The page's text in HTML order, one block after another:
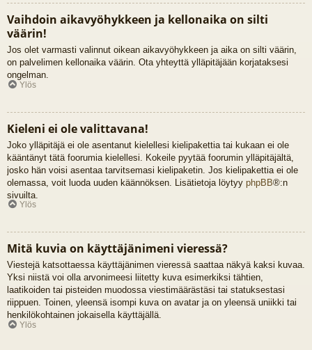
Vaihdoin aikavyöhykkeen ja kellonaika on silti
väärin!
Jos olet varmasti valinnut oikean aikavyöhykkeen ja aika on silti väärin,
on palvelimen kellonaika väärin. Ota yhteyttä ylläpitäjään korjataksesi
ongelman.
Ylös
Kieleni ei ole valittavana!
Joko ylläpitäjä ei ole asentanut kielellesi kielipakettia tai kukaan ei ole
kääntänyt tätä foorumia kielellesi. Kokeile pyytää foorumin ylläpitäjältä,
josko hän voisi asentaa tarvitsemasi kielipaketin. Jos kielipakettia ei ole
olemassa, voit luoda uuden käännöksen. Lisätietoja löytyy phpBB®:n
sivuilta.
Ylös
Mitä kuvia on käyttäjänimeni vieressä?
Viestejä katsottaessa käyttäjänimen vieressä saattaa näkyä kaksi kuvaa.
Yksi niistä voi olla arvonimeesi liitetty kuva esimerkiksi tähtien,
laatikoiden tai pisteiden muodossa viestimäärästäsi tai statuksestasi
riippuen. Toinen, yleensä isompi kuva on avatar ja on yleensä uniikki tai
henkilökohtainen jokaisella käyttäjällä.
Ylös